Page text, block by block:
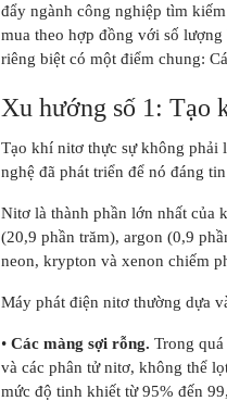
đẩy ngành công nghiệp tìm
mua theo hợp đồng với số
riêng biệt có một điểm chung:
Xu hướng số 1: Tạo
Tạo khí nitơ thực sự không phải
nghệ đã phát triển để nó đáng
Nitơ là thành phần lớn nhất của
(20,9 phần trăm), argon (0,9
neon, krypton và xenon chiếm
Máy phát điện nitơ thường dựa
• Các màng sợi rỗng. Trong
và các phân tử nitơ, không thể
mức độ tinh khiết từ 95% đến